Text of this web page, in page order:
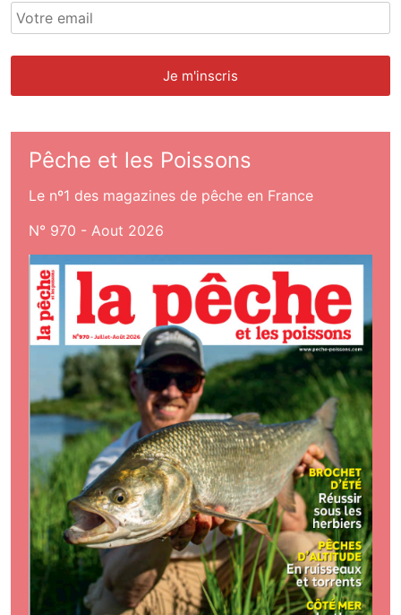
Pêche et les Poissons
Le nº1 des magazines de pêche en France
N° 970 - Aout 2026